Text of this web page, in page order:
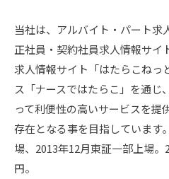
当社は、アルバイト・パート求
正社員・契約社員求人情報サイ
求人情報サイト「はたらこねっ
ス「ナースではたらこ」を通じ
って利便性の高いサービスを提
存在となる事を目指しています
場、2013年12月東証一部上場
円。